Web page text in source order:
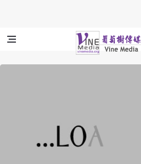
Vine Media
葡萄樹傳媒